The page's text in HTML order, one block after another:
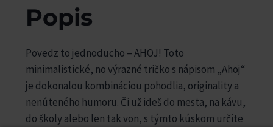
Popis
Povedz to jednoducho – AHOJ! Toto
minimalistické, no výrazné tričko s nápisom „Ahoj“
je dokonalou kombináciou pohodlia, originality a
nenúteného humoru. Či už ideš do mesta, na kávu,
do školy alebo len tak von, s týmto kúskom určite